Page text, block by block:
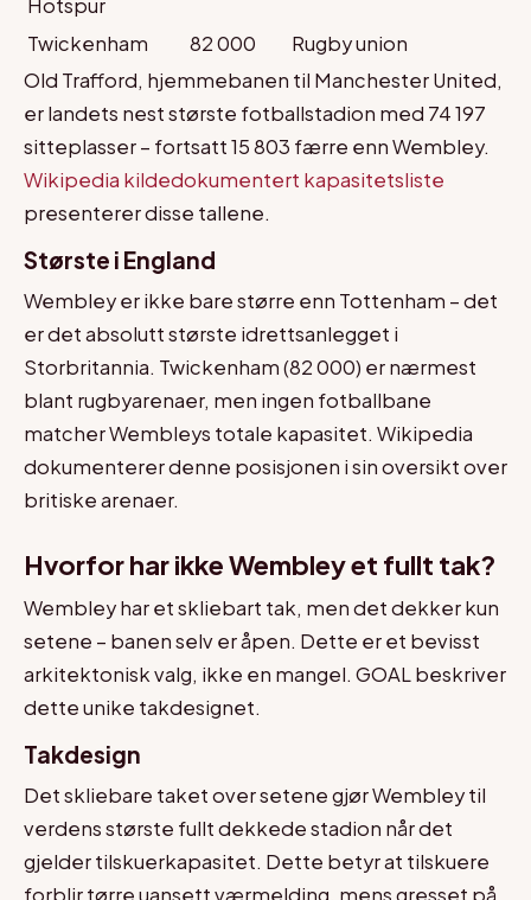
Hotspur
Twickenham 82 000
Rugby union
Old Trafford, hjemmebanen til Manchester United,
er landets nest største fotballstadion med 74 197
sitteplasser – fortsatt 15 803 færre enn Wembley.
Wikipedia kildedokumentert kapasitetsliste
presenterer disse tallene.
Største i England
Wembley er ikke bare større enn Tottenham – det
er det absolutt største idrettsanlegget i
Storbritannia. Twickenham (82 000) er nærmest
blant rugbyarenaer, men ingen fotballbane
matcher Wembleys totale kapasitet. Wikipedia
dokumenterer denne posisjonen i sin oversikt over
britiske arenaer.
Hvorfor har ikke Wembley et fullt tak?
Wembley har et skliebart tak, men det dekker kun
setene – banen selv er åpen. Dette er et bevisst
arkitektonisk valg, ikke en mangel. GOAL beskriver
dette unike takdesignet.
Takdesign
Det skliebare taket over setene gjør Wembley til
verdens største fullt dekkede stadion når det
gjelder tilskuerkapasitet. Dette betyr at tilskuere
forblir tørre uansett værmelding, mens gresset på